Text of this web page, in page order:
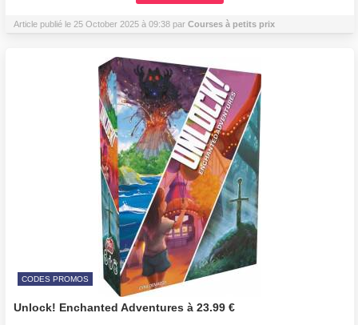
Article publié le 25 October 2025 à 09:38 par Courses à petits prix
CODES PROMOS
Unlock! Enchanted Adventures à 23.99 €